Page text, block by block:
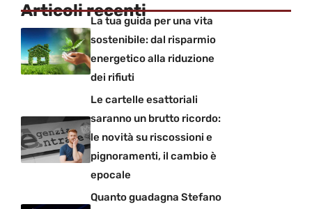
Articoli recenti
La tua guida per una vita
sostenibile: dal risparmio
energetico alla riduzione
dei rifiuti
Le cartelle esattoriali
saranno un brutto ricordo:
le novità su riscossioni e
pignoramenti, il cambio è
epocale
Quanto guadagna Stefano